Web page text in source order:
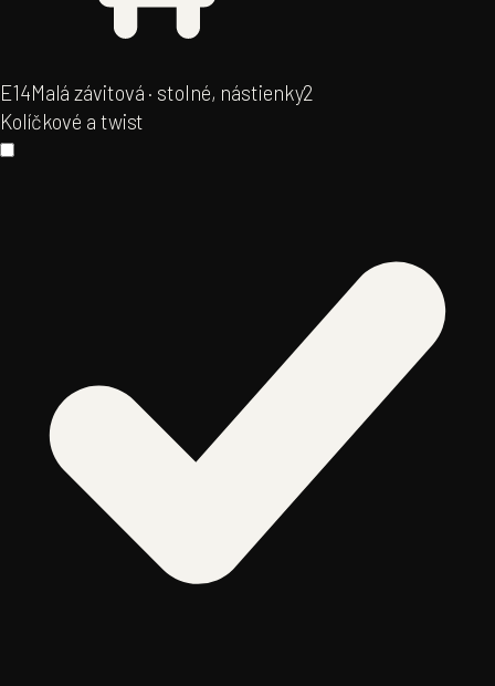
E14Malá závitová · stolné, nástienky2
Kolíčkové a twist